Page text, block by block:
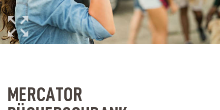
MERCATOR